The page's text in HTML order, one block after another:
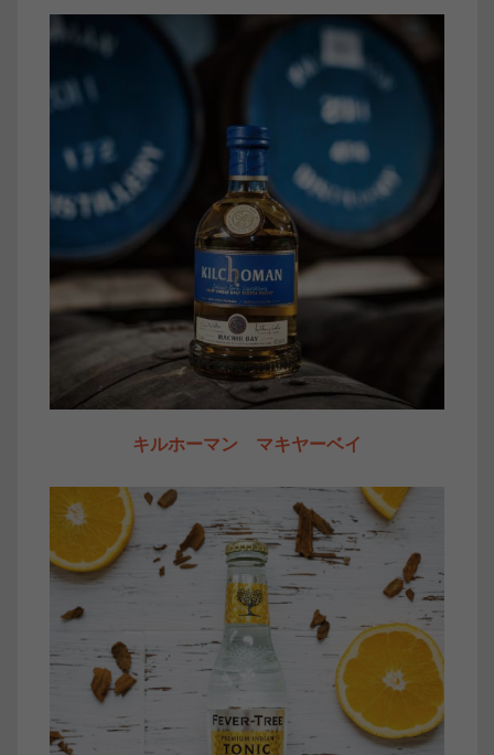
キルホーマン マキヤーベイ